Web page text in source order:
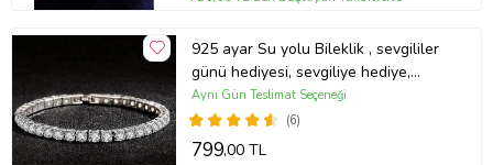
925 ayar Su yolu Bileklik , sevgililer
günü hediyesi, sevgiliye hediye,
doğum günü hediyesi, yeni iş
hediyesi, geçmiş olsun hediyesi, altın
kolye, kız arkadaş hediyesi, hediye
(6)
Aynı Gün Teslimat Seçeneği
799,00 TL